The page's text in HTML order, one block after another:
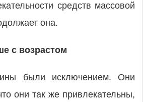
средств массовой
она.
с возрастом
были исключением. Они
они так же привлекательны,